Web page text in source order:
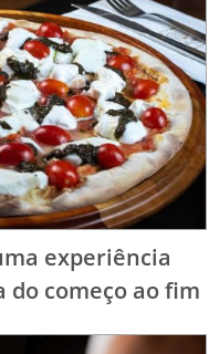
experiência
começo ao fim